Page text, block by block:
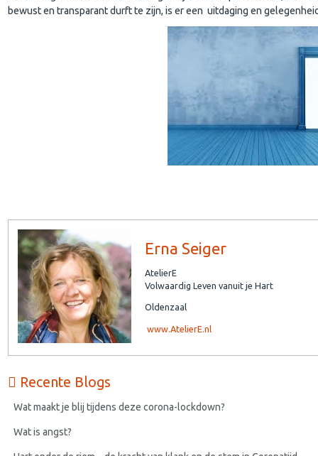
bewust en transparant durft te zijn, is er een uitdaging en
Erna Seiger
AtelierE
Volwaardig Leven vanuit je Hart
Oldenzaal
www.AtelierE.nl
Recente Blogs
Wat maakt je blij tijdens deze corona-lockdown?
Wat is angst?